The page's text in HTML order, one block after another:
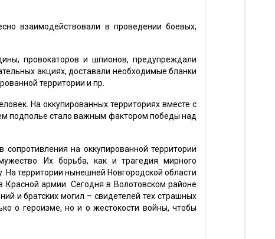
взаимодействовали в проведении боевых,
провокаторов и шпионов, предупреждали
акциях, доставали необходимые бланки
территории и пр.
На оккупированных территориях вместе с
подполье стало важным фактором победы над
сопротивления на оккупированной территории
Их борьба, как и трагедия мирного
На территории нынешней Новгородской области
армии. Сегодня в Волотовском районе
и братских могил – свидетелей тех страшных
о героизме, но и о жестокости войны, чтобы